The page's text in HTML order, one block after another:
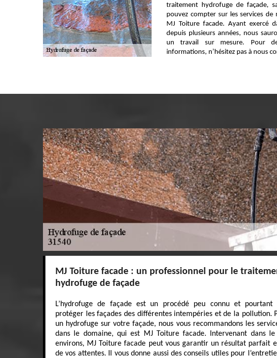
traitement hydrofuge de façade,
pouvez compter sur les services de
MJ Toiture facade. Ayant exercé
depuis plusieurs années, nous
un travail sur mesure. Pour
informations, n’hésitez pas à nous
MJ Toiture facade : un professionnel pour le
hydrofuge de façade
L’hydrofuge de façade est un procédé peu connu et pourtant
protéger les façades des différentes intempéries et de la pollution.
un hydrofuge sur votre façade, nous vous recommandons les
dans le domaine, qui est MJ Toiture facade. Intervenant dans
environs, MJ Toiture facade peut vous garantir un résultat parfait
de vos attentes. Il vous donne aussi des conseils utiles pour